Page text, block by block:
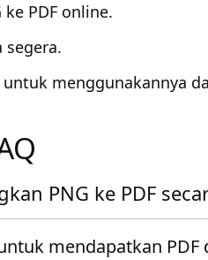
PDF online.
segera.
menggunakannya
PNG ke PDF
mendapatkan PDF